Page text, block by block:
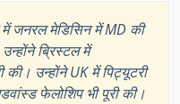
जनरल मेडिसिन में MD की
ब्रिस्टल में
की। उन्होंने UK में पिट्यूटरी
फेलोशिप भी पूरी की।